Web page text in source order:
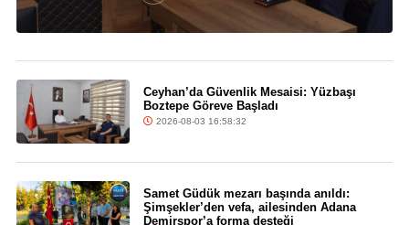
Ceyhan’da Güvenlik Mesaisi: Yüzbaşı
Boztepe Göreve Başladı
2026-08-03 16:58:32
Samet Güdük mezarı başında anıldı:
Şimşekler’den vefa, ailesinden Adana
Demirspor’a forma desteği